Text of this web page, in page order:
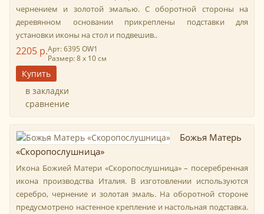
чернением и золотой эмалью. С оборотной стороны на
деревянном основании прикреплены подставки для
установки иконы на стол и подвешив..
2205 р.Арт: 6395 ОW1
Размер: 8 х 10 см
в закладки
сравнение
Божья Матерь
«Скоропослушница»
Икона Божией Матери «Скоропослушница» – посеребренная
икона производства Италия. В изготовлении используются
серебро, чернение и золотая эмаль. На оборотной стороне
предусмотрено настенное крепление и настольная подставка.